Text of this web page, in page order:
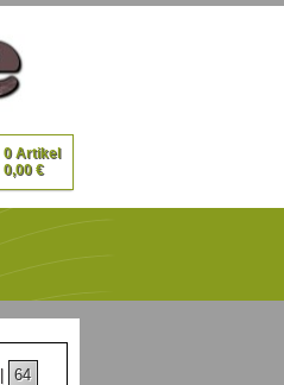
0 Artikel
0,00 €
| 64